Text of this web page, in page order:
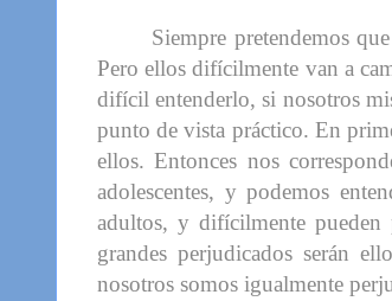
Siempre pretendemos
Pero ellos difícilmente van a
difícil entenderlo, si nosotros
punto de vista práctico. En
ellos. Entonces nos
adolescentes, y podemos
adultos, y difícilmente pueden
grandes perjudicados serán
nosotros somos igualmente